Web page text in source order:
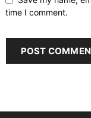
time I comment.